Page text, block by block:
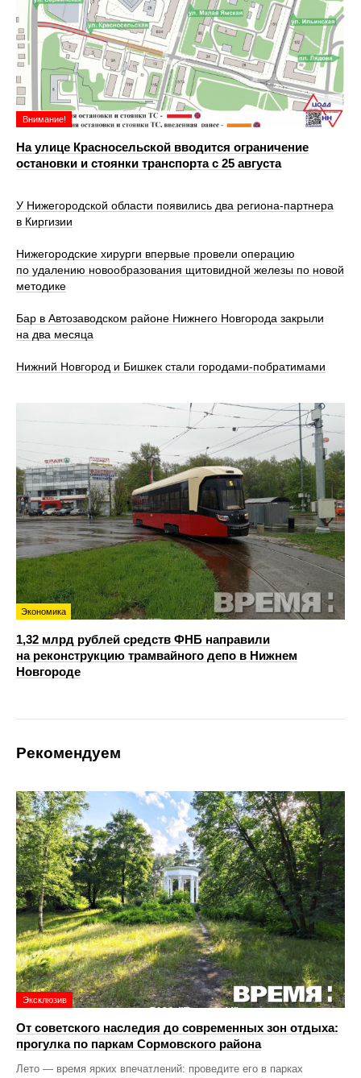
Внимание!
На улице Красносельской вводится ограничение
остановки и стоянки транспорта с 25 августа
У Нижегородской области появились два региона-партнера
в Киргизии
Нижегородские хирурги впервые провели операцию
по удалению новообразования щитовидной железы по новой
методике
Бар в Автозаводском районе Нижнего Новгорода закрыли
на два месяца
Нижний Новгород и Бишкек стали городами-побратимами
Экономика
1,32 млрд рублей средств ФНБ направили
на реконструкцию трамвайного депо в Нижнем
Новгороде
Рекомендуем
Эксклюзив
От советского наследия до современных зон отдыха:
прогулка по паркам Сормовского района
Лето — время ярких впечатлений: проведите его в парках